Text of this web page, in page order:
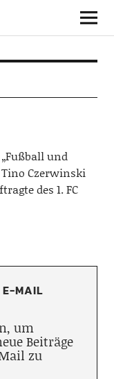
und
Czerwinski
des 1. FC
E-MAIL
um
Beiträge
zu